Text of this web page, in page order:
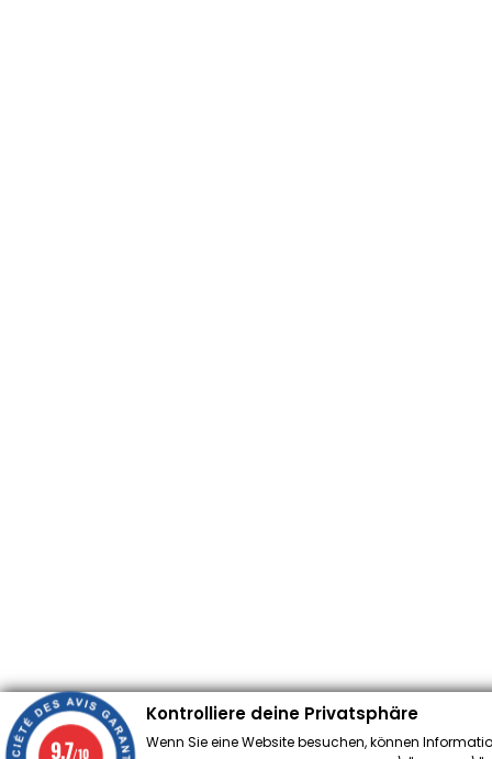
Kontrolliere deine Privatsphäre
Wenn Sie eine Website besuchen, können
9.7/10